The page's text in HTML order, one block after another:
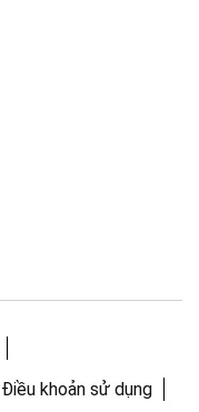
Điều khoản sử dụng